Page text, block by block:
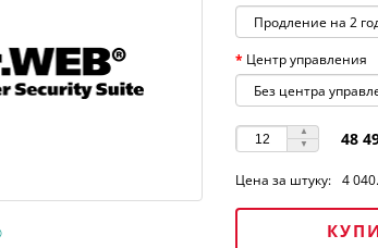
Центр управления
48
Цена за штуку: 4